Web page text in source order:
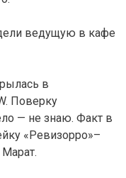
ведущую в кафе
в
Поверку
— не знаю. Факт в
«Ревизорро»–